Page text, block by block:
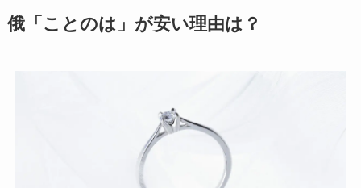
俄「ことのは」が安い理由は？